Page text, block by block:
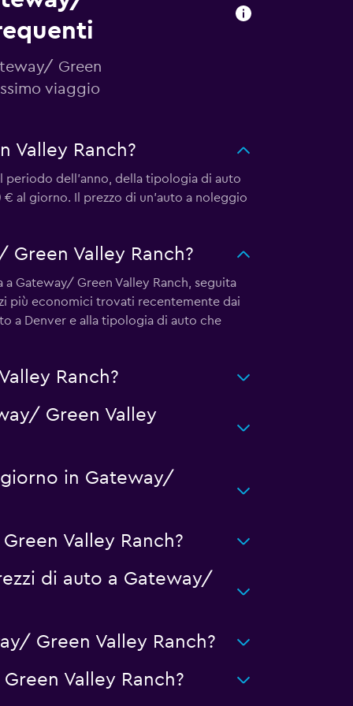
Green
viaggio
Valley Ranch?
periodo dell'anno, della tipologia di auto
al giorno. Il prezzo di un'auto a noleggio
Valley Ranch?
Gateway/ Green Valley Ranch, seguita
più economici trovati recentemente dai
a Denver e alla tipologia di auto che
Ranch?
Green Valley
in Gateway/
Valley Ranch?
di auto a Gateway/
Green Valley Ranch?
Valley Ranch?